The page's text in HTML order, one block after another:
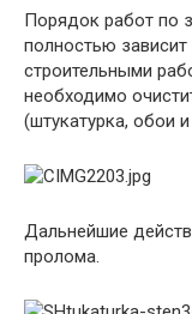
Порядок работ по
полностью
строительными
необходимо
(штукатурка, обои
Дальнейшие
пролома.